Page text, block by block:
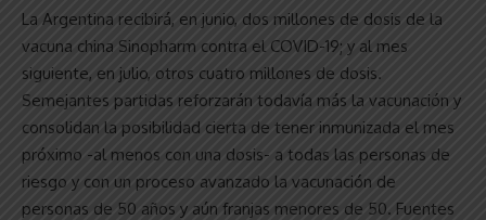
La Argentina recibirá, en junio, dos millones de dosis de la
vacuna china Sinopharm contra el COVID-19; y al mes
siguiente, en julio, otros cuatro millones de dosis.
Semejantes partidas reforzarán todavía más la vacunación y
consolidan la posibilidad cierta de tener inmunizada el mes
próximo -al menos con una dosis- a todas las personas de
riesgo y con un proceso avanzado la vacunación de
personas de 50 años y aún franjas menores de 50. Fuentes